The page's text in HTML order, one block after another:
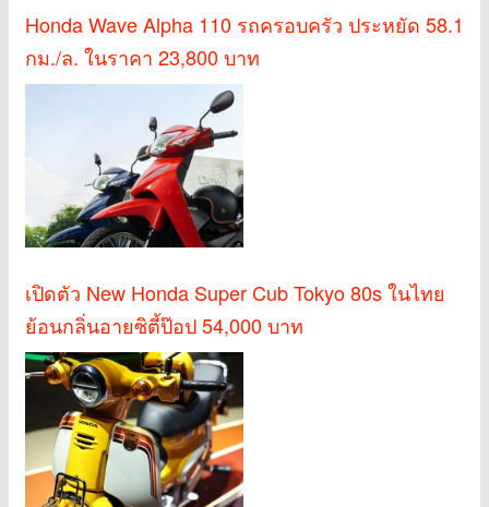
Honda Wave Alpha 110 รถครอบครัว ประหยัด 58.1
กม./ล. ในราคา 23,800 บาท
เปิดตัว New Honda Super Cub Tokyo 80s ในไทย
ย้อนกลิ่นอายซิตี้ป๊อป 54,000 บาท